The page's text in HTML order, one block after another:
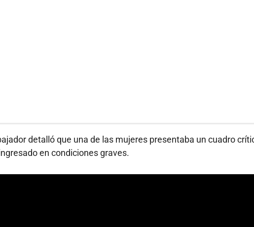
detalló que una de las mujeres presentaba un cuadro
en condiciones graves.